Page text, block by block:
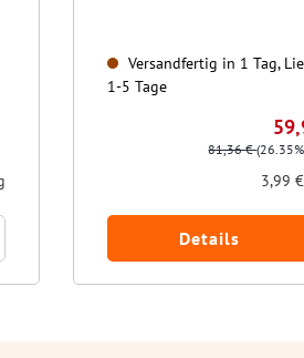
Versandfertig in 1 Tag,
1-5 Tage
81,36 €
3,99
Details